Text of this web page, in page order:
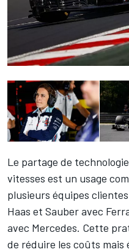
Le partage de
vitesses est un usage
plusieurs équipes
Haas et Sauber avec
avec Mercedes. Cette
de réduire les coûts mais